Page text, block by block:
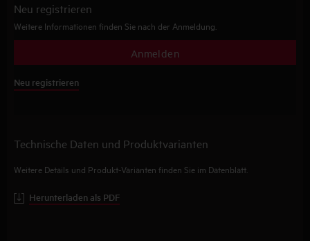
Neu registrieren
Weitere Informationen finden Sie nach der Anmeldung.
Anmelden
Neu registrieren
Technische Daten und Produktvarianten
Weitere Details und Produkt-Varianten finden Sie im Datenblatt.
Herunterladen als PDF